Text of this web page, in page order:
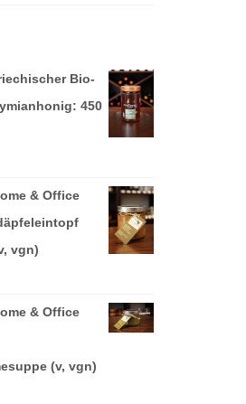
Bio-
450
& Office
vgn)
& Office
(v, vgn)